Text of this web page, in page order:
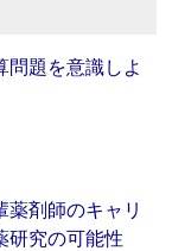
問題を意識しよ
薬剤師のキャリ
研究の可能性